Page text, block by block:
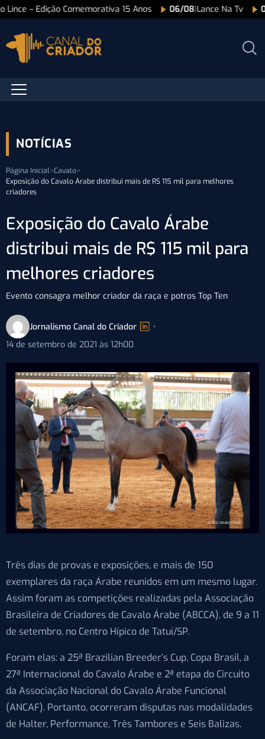
Lince – Edição Comemorativa 15 Anos 06/08|Lance Na Tv
NOTÍCIAS
Página Inicial>Cavalo>
Exposição do Cavalo Árabe distribui mais de R$ 115 mil para melhores
criadores
Exposição do Cavalo Árabe
distribui mais de R$ 115 mil para
melhores criadores
Evento consagra melhor criador da raça e potros Top Ten
Jornalismo Canal do Criador
•
14 de setembro de 2021 às 12h00
Três dias de provas e exposições, e mais de 150
exemplares da raça Árabe reunidos em um mesmo lugar.
Assim foram as competições realizadas pela Associação
Brasileira de Criadores de Cavalo Árabe (ABCCA), de 9 a 11
de setembro, no Centro Hípico de Tatuí/SP.
Foram elas: a 25ª Brazilian Breeder’s Cup, Copa Brasil, a
27ª Internacional do Cavalo Árabe e 2ª etapa do Circuito
da Associação Nacional do Cavalo Árabe Funcional
(ANCAF). Portanto, ocorreram disputas nas modalidades
de Halter, Performance, Três Tambores e Seis Balizas.